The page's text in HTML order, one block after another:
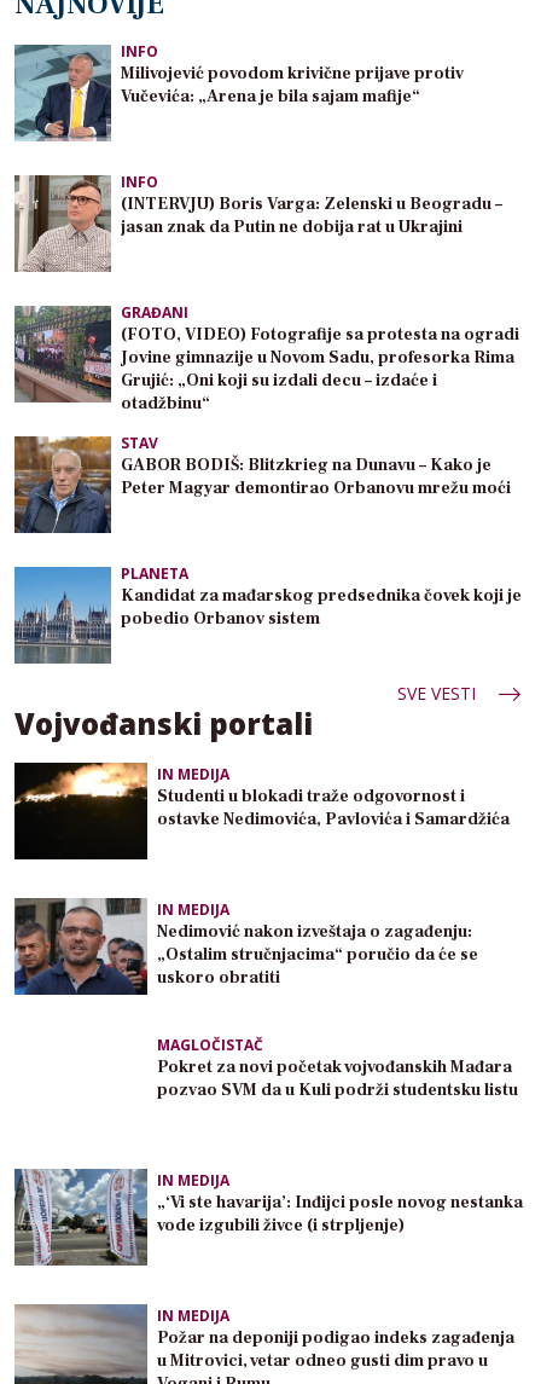
INFO
Milivojević povodom krivične prijave protiv
Vučevića: „Arena je bila sajam mafije“
INFO
(INTERVJU) Boris Varga: Zelenski u Beogradu –
jasan znak da Putin ne dobija rat u Ukrajini
GRAĐANI
(FOTO, VIDEO) Fotografije sa protesta na ogradi
Jovine gimnazije u Novom Sadu, profesorka Rima
Grujić: „Oni koji su izdali decu – izdaće i
otadžbinu“
STAV
GABOR BODIŠ: Blitzkrieg na Dunavu – Kako je
Peter Magyar demontirao Orbanovu mrežu moći
PLANETA
Kandidat za mađarskog predsednika čovek koji je
pobedio Orbanov sistem
SVE VESTI
Vojvođanski portali
IN MEDIJA
Studenti u blokadi traže odgovornost i
ostavke Nedimovića, Pavlovića i Samardžića
IN MEDIJA
Nedimović nakon izveštaja o zagađenju:
„Ostalim stručnjacima“ poručio da će se
uskoro obratiti
MAGLOČISTAČ
Pokret za novi početak vojvođanskih Mađara
pozvao SVM da u Kuli podrži studentsku listu
IN MEDIJA
„‘Vi ste havarija’: Inđijci posle novog nestanka
vode izgubili živce (i strpljenje)
IN MEDIJA
Požar na deponiji podigao indeks zagađenja
u Mitrovici, vetar odneo gusti dim pravo u